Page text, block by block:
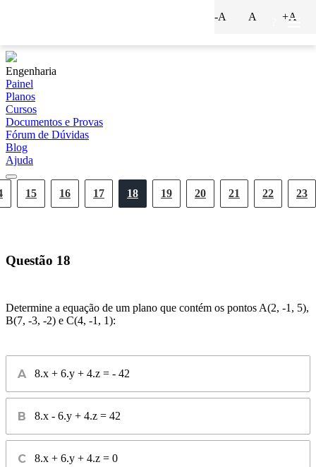
Engenharia
Painel
Planos
Cursos
Documentos e Provas
Fórum de Dúvidas
Blog
Ajuda
15 16 17 18 19 20 21 22 23
-A A +A
Questão 18
Determine a equação de um plano que contém os pontos A(2, -1, 5),
B(7, -3, -2) e C(4, -1, 1):
8.x + 6.y + 4.z = - 42
8.x - 6.y + 4.z = 42
8.x + 6.y + 4.z = 0